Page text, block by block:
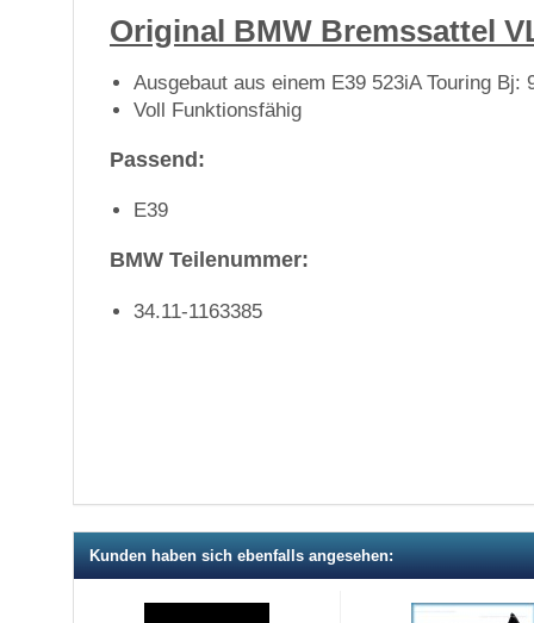
Original BMW Bremssattel
Ausgebaut aus einem E39 523iA Touring Bj:
Voll Funktionsfähig
Passend:
E39
BMW Teilenummer:
34.11-1163385
Kunden haben sich ebenfalls angesehen: